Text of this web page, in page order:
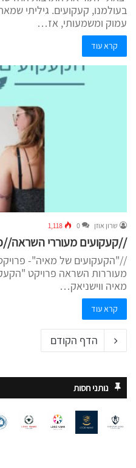
בעולמנו, קעקועים. גיליתי
עמוק ומשמעותי, אז…
קרא עוד
שרון אוזן 0
1,118
//קעקועים מעוררי
//"הקעקועים של מאיה"-
מעוררות השראה פרויקט
מאיה ווישניאק…
קרא עוד
הדף הקודם
נותני חסות